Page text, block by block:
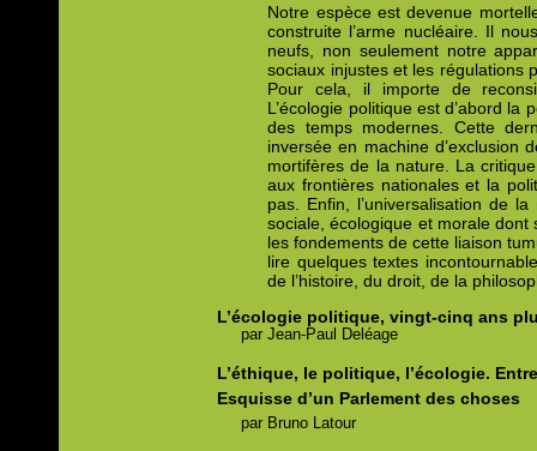
Notre espèce est devenue
construite l’arme nucléaire. Il
neufs, non seulement notre
sociaux injustes et les régulations
Pour cela, il importe de
L’écologie politique est d’abord
des temps modernes. Cette
inversée en machine d’exclusion
mortifères de la nature. La
aux frontières nationales et la
pas. Enfin, l’universalisation de
sociale, écologique et morale dont
les fondements de cette liaison
lire quelques textes
de l’histoire, du droit, de la
L’écologie politique, vingt-cinq ans
parJean-Paul Deléage
L’éthique, le politique, l’écologie.
Esquisse d’un Parlement des choses
par Bruno Latour